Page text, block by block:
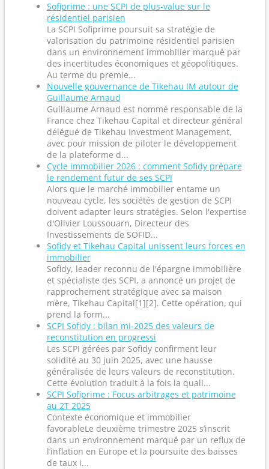
Sofiprime : une SCPI de plus-value sur le
résidentiel parisien
La SCPI Sofiprime poursuit sa stratégie de
valorisation du patrimoine résidentiel parisien
dans un environnement immobilier marqué par
des incertitudes économiques et géopolitiques.
Au terme du premie...
Nouvelle gouvernance de Tikehau IM autour de
Guillaume Arnaud
Guillaume Arnaud est nommé responsable de la
France chez Tikehau Capital et directeur général
délégué de Tikehau Investment Management,
avec pour mission de piloter le développement
de la plateforme d...
Cycle immobilier 2026 : comment Sofidy prépare
le rendement futur de ses SCPI
Alors que le marché immobilier entame un
nouveau cycle, les sociétés de gestion de SCPI
doivent adapter leurs stratégies. Selon l'expertise
d'Olivier Loussouarn, Directeur des
Investissements de SOFID...
Sofidy et Tikehau Capital unissent leurs forces en
immobilier
Sofidy, leader reconnu de l'épargne immobilière
et spécialiste des SCPI, a annoncé un projet de
rapprochement stratégique avec sa maison
mère, Tikehau Capital[1][2]. Cette opération, qui
prend la form...
SCPI Sofidy : bilan mi-2025 des valeurs de
reconstitution en progressi
Les SCPI gérées par Sofidy confirment leur
solidité au 30 juin 2025, avec une hausse
généralisée de leurs valeurs de reconstitution.
Cette évolution traduit à la fois la quali...
SCPI Sofiprime : Focus arbitrages et patrimoine
au 2T 2025
Contexte économique et immobilier
favorableLe deuxième trimestre 2025 s’inscrit
dans un environnement marqué par un reflux de
l’inflation en Europe et la poursuite des baisses
de taux i...